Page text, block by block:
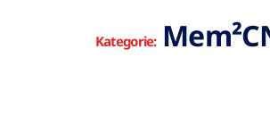
Kategorie: